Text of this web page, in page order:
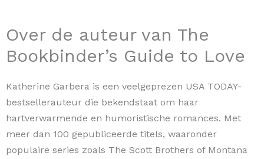
Over de auteur van The
Bookbinder’s Guide to Love
Katherine Garbera is een veelgeprezen USA TODAY-
bestsellerauteur die bekendstaat om haar
hartverwarmende en humoristische romances. Met
meer dan 100 gepubliceerde titels, waaronder
populaire series zoals The Scott Brothers of Montana